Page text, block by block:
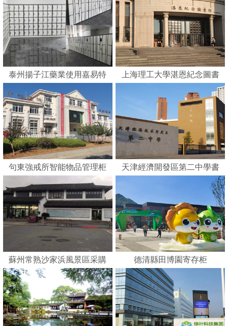
泰州揚子江藥業使用嘉易特
刷卡智能柜
上海理工大學湛恩紀念圖書
句東強戒所智能物品管理柜
天津經濟開發區第二中學書
蘇州常熟沙家浜風景區采購
人臉識別寄存柜
德清縣田博園寄存柜